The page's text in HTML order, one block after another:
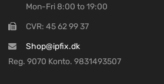
Mon-Fri 8:00 to 19:00
CVR: 45 62 99 37
Shop@ipfix.dk
Reg. 9070 Konto. 9831493507